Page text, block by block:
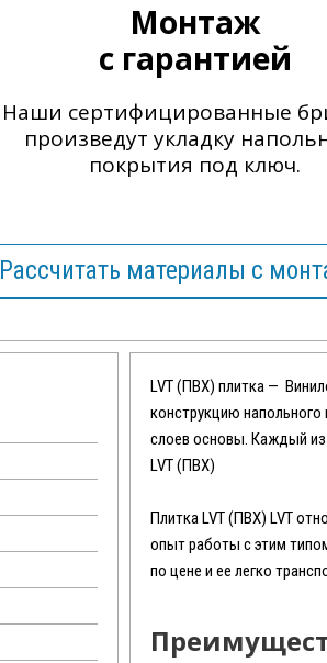
Монтаж
с гарантией
Наши сертифицированные
произведут укладку
покрытия под ключ.
Рассчитать материалы с
LVT (ПВХ) плитка —
конструкцию
слоев основы. Каждый из
LVT (ПВХ)
Плитка LVT (ПВХ) LVT
опыт работы с этим
по цене и ее легко